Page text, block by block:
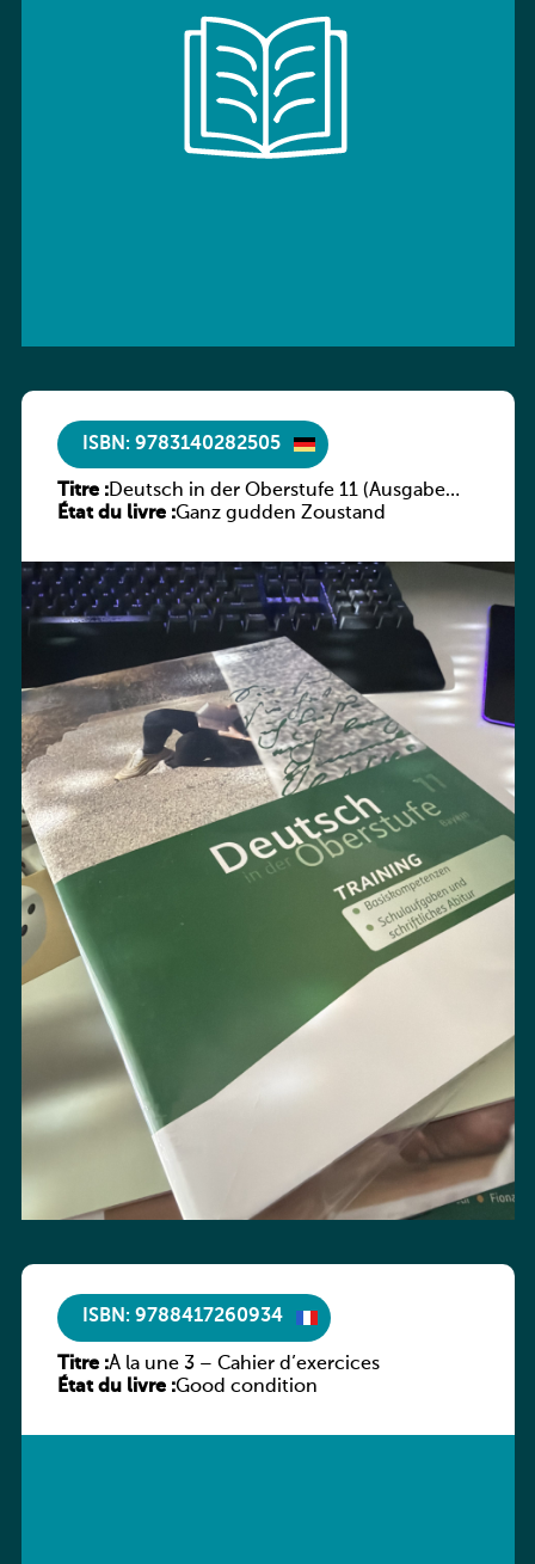
ISBN: 9783140282505
Titre :Deutsch in der Oberstufe 11 (Ausgabe
Bayern) Arbeitsheft
État du livre :Ganz gudden Zoustand
ISBN: 9788417260934
Titre :À la une 3 – Cahier d’exercices
État du livre :Good condition